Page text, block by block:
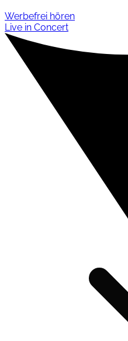
Werbefrei hören
Live in Concert